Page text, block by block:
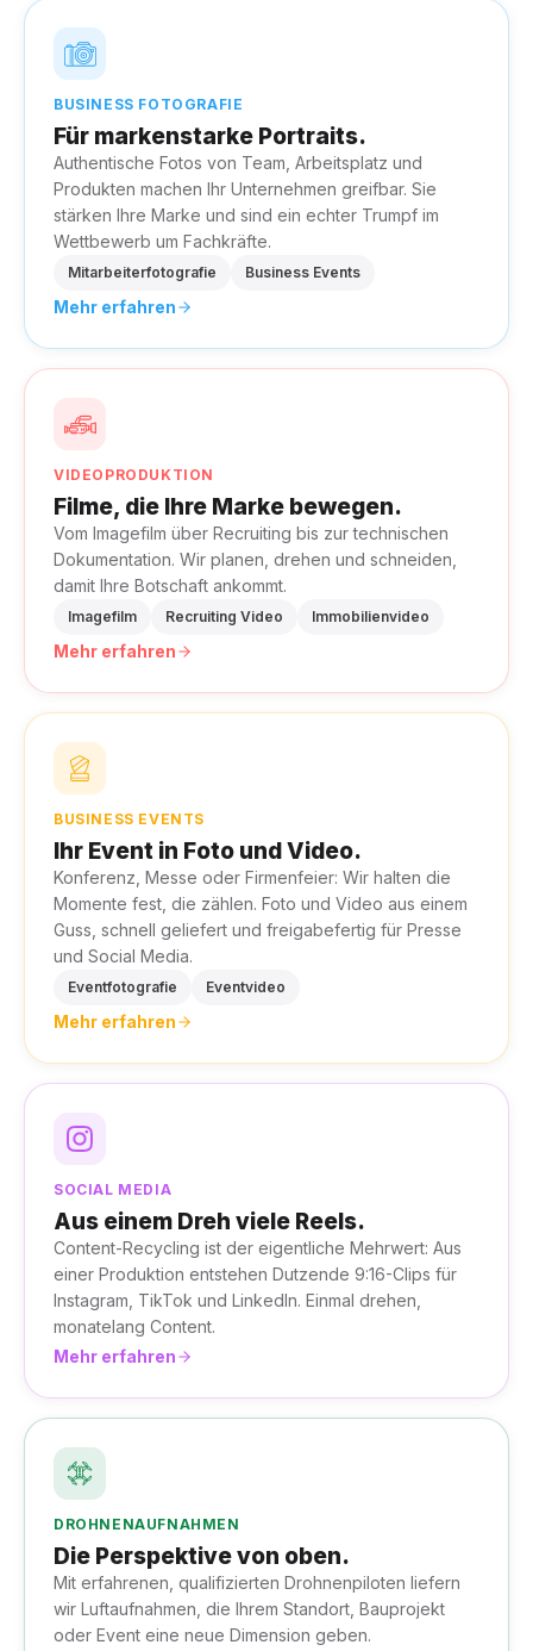
BUSINESS FOTOGRAFIE
Für markenstarke Portraits.
Authentische Fotos von Team, Arbeitsplatz und
Produkten machen Ihr Unternehmen greifbar. Sie
stärken Ihre Marke und sind ein echter Trumpf im
Wettbewerb um Fachkräfte.
Mitarbeiterfotografie Business Events
Mehr erfahren
VIDEOPRODUKTION
Filme, die Ihre Marke bewegen.
Vom Imagefilm über Recruiting bis zur technischen
Dokumentation. Wir planen, drehen und schneiden,
damit Ihre Botschaft ankommt.
Imagefilm Recruiting Video Immobilienvideo
Mehr erfahren
BUSINESS EVENTS
Ihr Event in Foto und Video.
Konferenz, Messe oder Firmenfeier: Wir halten die
Momente fest, die zählen. Foto und Video aus einem
Guss, schnell geliefert und freigabefertig für Presse
und Social Media.
Eventfotografie Eventvideo
Mehr erfahren
SOCIAL MEDIA
Aus einem Dreh viele Reels.
Content-Recycling ist der eigentliche Mehrwert: Aus
einer Produktion entstehen Dutzende 9:16-Clips für
Instagram, TikTok und LinkedIn. Einmal drehen,
monatelang Content.
Mehr erfahren
DROHNENAUFNAHMEN
Die Perspektive von oben.
Mit erfahrenen, qualifizierten Drohnenpiloten liefern
wir Luftaufnahmen, die Ihrem Standort, Bauprojekt
oder Event eine neue Dimension geben.